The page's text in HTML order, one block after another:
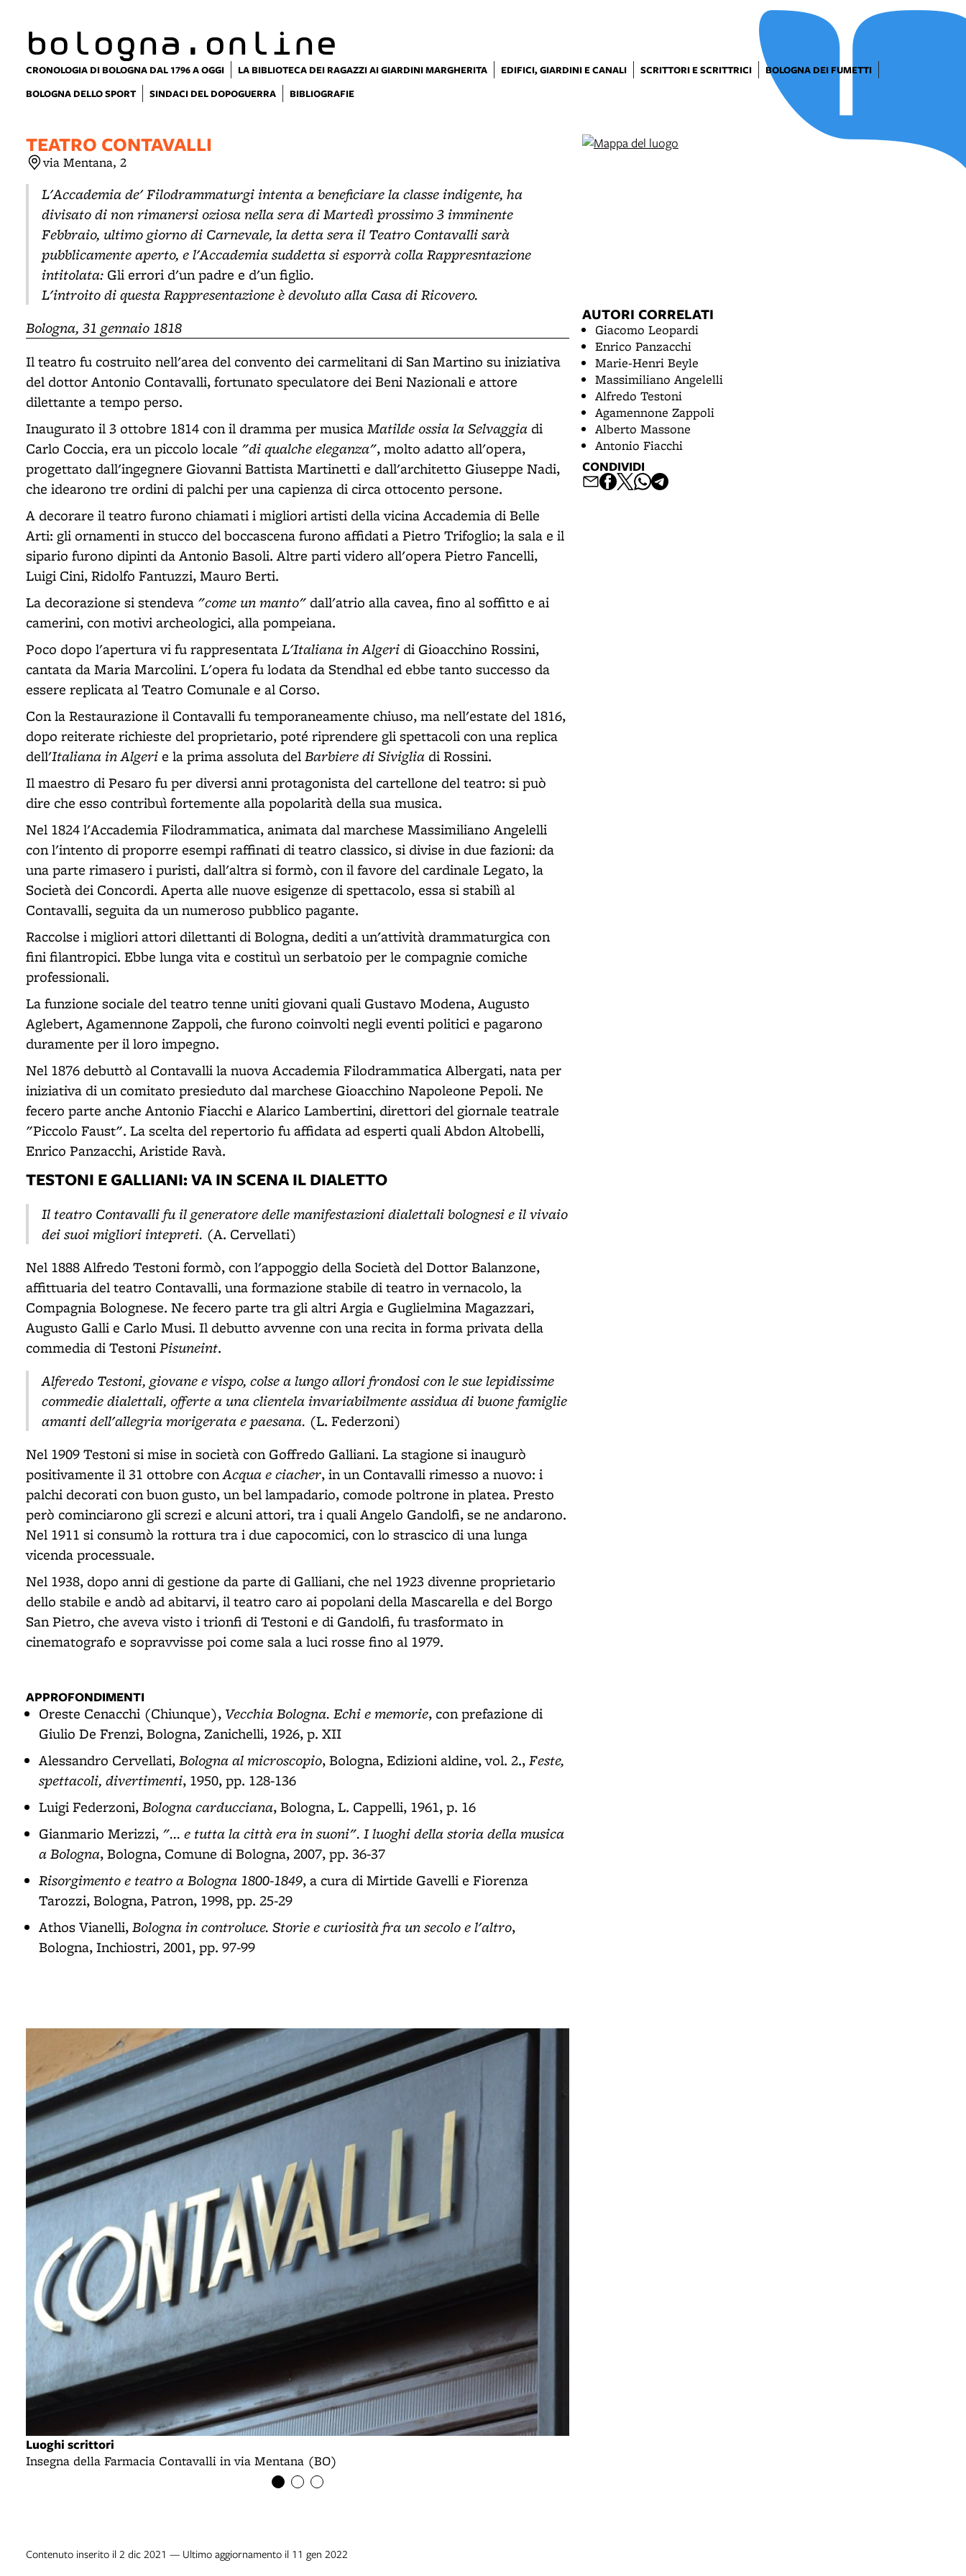
bologna.online
CRONOLOGIA DI BOLOGNA DAL 1796 A OGGI LA BIBLIOTECA DEI RAGAZZI AI GIARDINI MARGHERITA EDIFICI, GIARDINI E CANALI SCRITTORI E SCRITTRICI
BOLOGNA DEI FUMETTI
BOLOGNA DELLO SPORT
SINDACI DEL DOPOGUERRA BIBLIOGRAFIE
TEATRO CONTAVALLI
via Mentana, 2
L'Accademia de' Filodrammaturgi intenta a beneficiare la classe indigente, ha
divisato di non rimanersi oziosa nella sera di Martedì prossimo 3 imminente
Febbraio, ultimo giorno di Carnevale, la detta sera il Teatro Contavalli sarà
pubblicamente aperto, e l'Accademia suddetta si esporrà colla Rappresntazione
intitolata: Gli errori d'un padre e d'un figlio.
L'introito di questa Rappresentazione è devoluto alla Casa di Ricovero.
Bologna, 31 gennaio 1818
Il teatro fu costruito nell'area del convento dei carmelitani di San Martino su iniziativa
del dottor Antonio Contavalli, fortunato speculatore dei Beni Nazionali e attore
dilettante a tempo perso.
Inaugurato il 3 ottobre 1814 con il dramma per musicaMatilde ossia la Selvaggia di
Carlo Coccia, era un piccolo locale "di qualche eleganza", molto adatto all'opera,
progettato dall'ingegnere Giovanni Battista Martinetti e dall'architetto Giuseppe Nadi,
che idearono tre ordini di palchi per una capienza di circa ottocento persone.
A decorare il teatro furono chiamati i migliori artisti della vicina Accademia di Belle
Arti: gli ornamenti in stucco del boccascena furono affidati a Pietro Trifoglio; la sala e il
sipario furono dipinti da Antonio Basoli. Altre parti videro all'opera Pietro Fancelli,
Luigi Cini, Ridolfo Fantuzzi, Mauro Berti.
La decorazione si stendeva "come un manto" dall'atrio alla cavea, fino al soffitto e ai
camerini, con motivi archeologici, alla pompeiana.
Poco dopo l'apertura vi fu rappresentataL'Italiana in Algeri di Gioacchino Rossini,
cantata da Maria Marcolini. L'opera fu lodata da Stendhal ed ebbe tanto successo da
essere replicata al Teatro Comunale e al Corso.
Con la Restaurazione il Contavalli fu temporaneamente chiuso, ma nell'estate del 1816,
dopo reiterate richieste del proprietario, poté riprendere gli spettacoli con una replica
dell'Italiana in Algeri e la prima assoluta delBarbiere di Siviglia di Rossini.
Il maestro di Pesaro fu per diversi anni protagonista del cartellone del teatro: si può
dire che esso contribuì fortemente alla popolarità della sua musica.
Nel 1824 l'Accademia Filodrammatica, animata dal marchese Massimiliano Angelelli
con l'intento di proporre esempi raffinati di teatro classico, si divise in due fazioni: da
una parte rimasero i puristi, dall'altra si formò, con il favore del cardinale Legato, la
Società dei Concordi. Aperta alle nuove esigenze di spettacolo, essa si stabilì al
Contavalli, seguita da un numeroso pubblico pagante.
Raccolse i migliori attori dilettanti di Bologna, dediti a un'attività drammaturgica con
fini filantropici. Ebbe lunga vita e costituì un serbatoio per le compagnie comiche
professionali.
La funzione sociale del teatro tenne uniti giovani quali Gustavo Modena, Augusto
Aglebert, Agamennone Zappoli, che furono coinvolti negli eventi politici e pagarono
duramente per il loro impegno.
Nel 1876 debuttò al Contavalli la nuova Accademia Filodrammatica Albergati, nata per
iniziativa di un comitato presieduto dal marchese Gioacchino Napoleone Pepoli. Ne
fecero parte anche Antonio Fiacchi e Alarico Lambertini, direttori del giornale teatrale
"Piccolo Faust". La scelta del repertorio fu affidata ad esperti quali Abdon Altobelli,
Enrico Panzacchi, Aristide Ravà.
TESTONI E GALLIANI: VA IN SCENA IL DIALETTO
Il teatro Contavalli fu il generatore delle manifestazioni dialettali bolognesi e il vivaio
dei suoi migliori intepreti. (A. Cervellati)
Nel 1888 Alfredo Testoni formò, con l'appoggio della Società del Dottor Balanzone,
affittuaria del teatro Contavalli, una formazione stabile di teatro in vernacolo, la
Compagnia Bolognese. Ne fecero parte tra gli altri Argia e Guglielmina Magazzari,
Augusto Galli e Carlo Musi. Il debutto avvenne con una recita in forma privata della
commedia di TestoniPisuneint.
Alferedo Testoni, giovane e vispo, colse a lungo allori frondosi con le sue lepidissime
commedie dialettali, offerte a una clientela invariabilmente assidua di buone famiglie
amanti dell'allegria morigerata e paesana. (L. Federzoni)
Nel 1909 Testoni si mise in società con Goffredo Galliani. La stagione si inaugurò
positivamente il 31 ottobre conAcqua e ciacher, in un Contavalli rimesso a nuovo: i
palchi decorati con buon gusto, un bel lampadario, comode poltrone in platea. Presto
però cominciarono gli screzi e alcuni attori, tra i quali Angelo Gandolfi, se ne andarono.
Nel 1911 si consumò la rottura tra i due capocomici, con lo strascico di una lunga
vicenda processuale.
Nel 1938, dopo anni di gestione da parte di Galliani, che nel 1923 divenne proprietario
dello stabile e andò ad abitarvi, il teatro caro ai popolani della Mascarella e del Borgo
San Pietro, che aveva visto i trionfi di Testoni e di Gandolfi, fu trasformato in
cinematografo e sopravvisse poi come sala a luci rosse fino al 1979.
APPROFONDIMENTI
Oreste Cenacchi (Chiunque), Vecchia Bologna. Echi e memorie, con prefazione di
Giulio De Frenzi, Bologna, Zanichelli, 1926, p. XII
Alessandro Cervellati,Bologna al microscopio, Bologna, Edizioni aldine, vol. 2.,Feste,
spettacoli, divertimenti, 1950, pp. 128-136
Luigi Federzoni,Bologna carducciana, Bologna, L. Cappelli, 1961, p. 16
Gianmario Merizzi, "... e tutta la città era in suoni". I luoghi della storia della musica
a Bologna, Bologna, Comune di Bologna, 2007, pp. 36-37
Risorgimento e teatro a Bologna 1800-1849, a cura di Mirtide Gavelli e Fiorenza
Tarozzi, Bologna, Patron, 1998, pp. 25-29
Athos Vianelli,Bologna in controluce. Storie e curiosità fra un secolo e l'altro,
Bologna, Inchiostri, 2001, pp. 97-99
Luoghi scrittori
Insegna della Farmacia Contavalli in via Mentana (BO)
AUTORI CORRELATI
Giacomo Leopardi
Enrico Panzacchi
Marie-Henri Beyle
Massimiliano Angelelli
Alfredo Testoni
Agamennone Zappoli
Alberto Massone
Antonio Fiacchi
CONDIVIDI
Contenuto inserito il 2 dic 2021 — Ultimo aggiornamento il 11 gen 2022